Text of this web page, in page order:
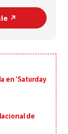
↗️
en ‘Saturday
de